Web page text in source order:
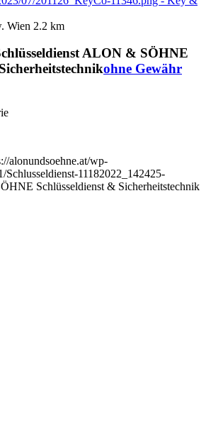
Wien 2.2 km
ALON & SÖHNE
ohne Gewähr